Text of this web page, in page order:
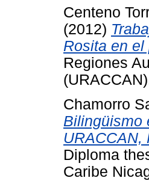
Centeno
(2012)
Rosita en el
Regiones
Chamorro
Bilingüismo
URACCAN,
Diploma
Caribe